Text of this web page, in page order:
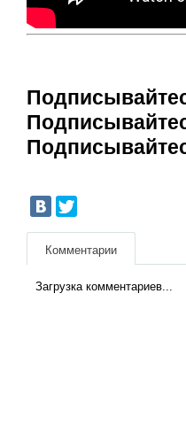
Комментарии
Загрузка комментариев...